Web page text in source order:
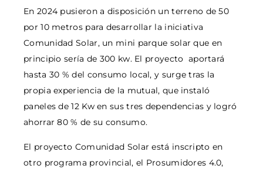
En 2024 pusieron a disposición un terreno de 50
por 10 metros para desarrollar la iniciativa
Comunidad Solar, un mini parque solar que en
principio sería de 300 kw. El proyecto aportará
hasta 30 % del consumo local, y surge tras la
propia experiencia de la mutual, que instaló
paneles de 12 Kw en sus tres dependencias y logró
ahorrar 80 % de su consumo.
El proyecto Comunidad Solar está inscripto en
otro programa provincial, el Prosumidores 4.0,